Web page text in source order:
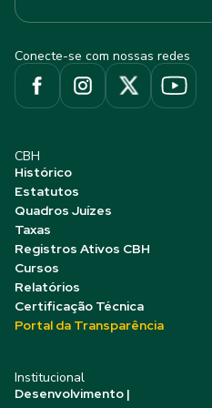
Conecte-se com nossas redes
CBH
Histórico
Estatutos
Quadros Juízes
Taxas
Registros Ativos CBH
Cursos
Relatórios
Certificação Técnica
Portal da Transparência
Institucional
Desenvolvimento |